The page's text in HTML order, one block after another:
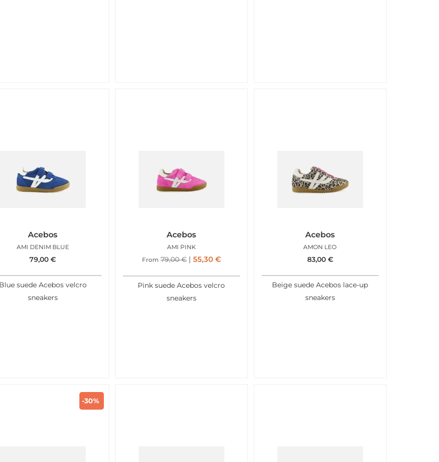
Acebos
AMI DENIM BLUE
79,00€
suede Acebos velcro
sneakers
Acebos
AMI PINK
From 79,00€ 55,30 €
Pink suede Acebos velcro
sneakers
Acebos
AMON LEO
83,00 €
Beige suede Acebos lace-up
sneakers
-30%